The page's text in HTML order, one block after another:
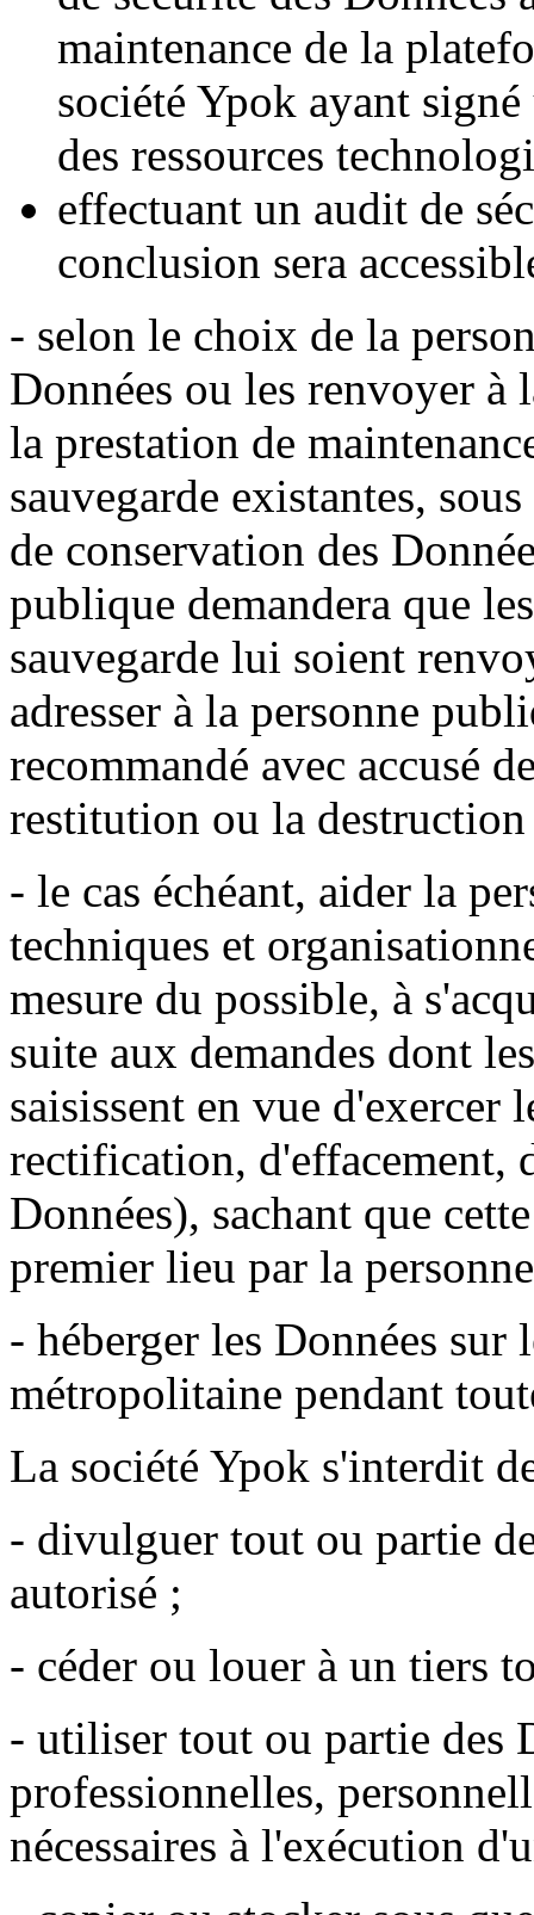
maintenance de la
société Ypok ayant
des ressources
effectuant un audit de
conclusion sera
- selon le choix de la
Données ou les renvoyer à
la prestation de
sauvegarde existantes,
de conservation des
publique demandera que
sauvegarde lui soient
adresser à la personne
recommandé avec accusé
restitution ou la destruction
- le cas échéant, aider la
techniques et
mesure du possible, à
suite aux demandes dont
saisissent en vue d'exercer
rectification, d'effacement,
Données), sachant que
premier lieu par la
- héberger les Données
métropolitaine pendant
La société Ypok s'interdit
- divulguer tout ou partie
autorisé ;
- céder ou louer à un tiers
- utiliser tout ou partie des
professionnelles,
nécessaires à l'exécution